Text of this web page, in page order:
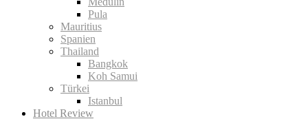
Pula
Mauritius
Spanien
Thailand
Bangkok
Koh Samui
Türkei
Istanbul
Hotel Review